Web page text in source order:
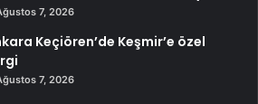
7, 2026
Keçiören’de Keşmir’e özel
7, 2026